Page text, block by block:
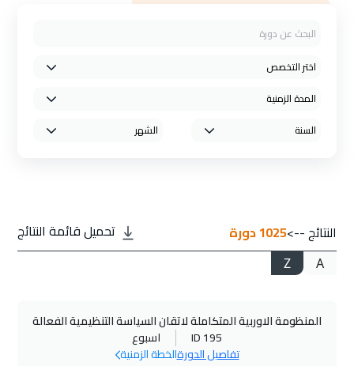
النتائج -->1025دورة تحميل قائمة النتائج
A
Z
المنظومة الاوربية المتكاملة لاتقان السياسة التنظيمية الفعالة
ID 195
اسبوع
تفاصيل الدورةالخطة الزمنية